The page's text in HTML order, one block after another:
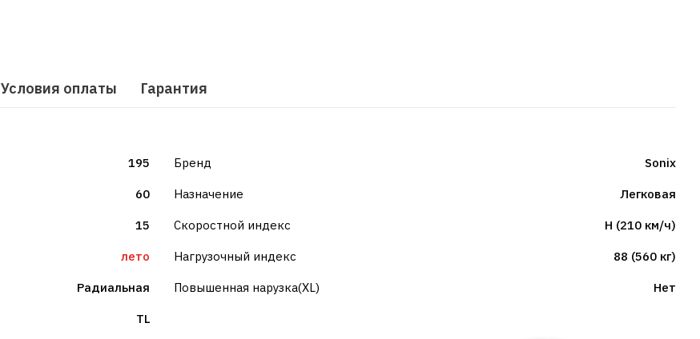
Условия оплаты Гарантия
195
60
15
лето
Радиальная
TL
Бренд Sonix
Назначение Легковая
Скоростной индекс H (210 км/ч)
Нагрузочный индекс 88 (560 кг)
Повышенная нарузка(XL) Нет